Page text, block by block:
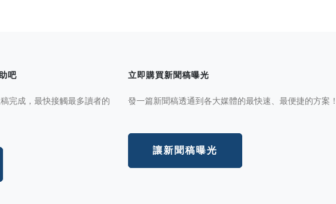
吧
完成，最快接觸最多讀者的
立即購買新聞稿曝光
發一篇新聞稿透通到各大媒體的最快速、最便捷的方案！
讓新聞稿曝光